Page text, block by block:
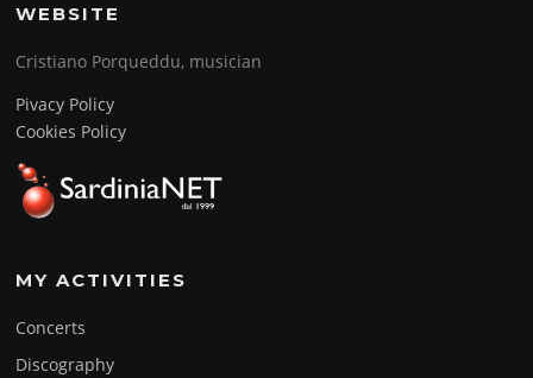
WEBSITE
Cristiano Porqueddu, musician
Pivacy Policy
Cookies Policy
MY ACTIVITIES
Concerts
Discography